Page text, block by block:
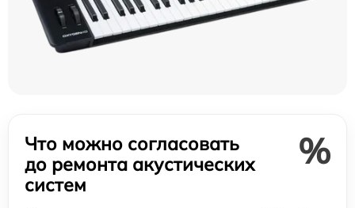
Что можно согласовать
до ремонта акустических
систем
%